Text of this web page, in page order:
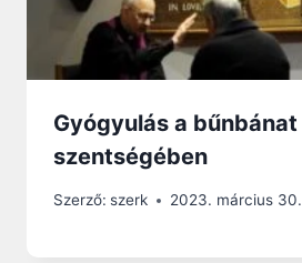
Gyógyulás a bűnbánat
szentségében
Szerző: szerk 2023. március 30.